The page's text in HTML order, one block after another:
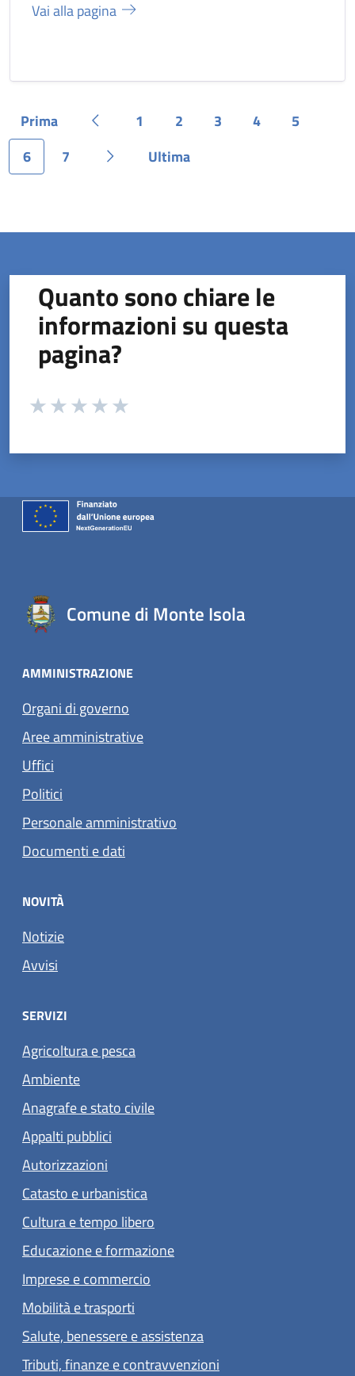
Vai alla pagina
Pagina
Prima Pagina precedente
Pagina
1 Pagina
2 Pagina
3 Pagina
4 Pagina
5
Pagina
6 Pagina
7 Pagina successiva
Pagina
Ultima
Quanto sono chiare le
informazioni su questa
pagina?
Valuta da 1 a 5 stelle la pagina
Comune di Monte Isola
AMMINISTRAZIONE
Organi di governo
Aree amministrative
Uffici
Politici
Personale amministrativo
Documenti e dati
NOVITÀ
Notizie
Avvisi
SERVIZI
Agricoltura e pesca
Ambiente
Anagrafe e stato civile
Appalti pubblici
Autorizzazioni
Catasto e urbanistica
Cultura e tempo libero
Educazione e formazione
Imprese e commercio
Mobilità e trasporti
Salute, benessere e assistenza
Tributi, finanze e contravvenzioni